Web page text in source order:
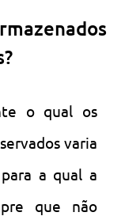
o qual os
varia
a qual a
que não